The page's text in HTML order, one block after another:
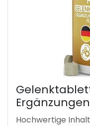
Ergänzungen
Hochwertige